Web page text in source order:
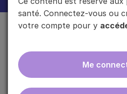
santé. Connectez-vous ou
votre compte pour y
Me
ebmfrance est une base de